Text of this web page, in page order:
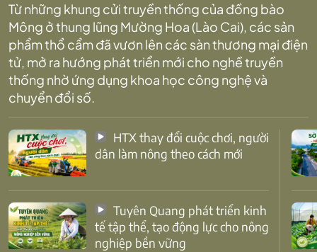
Từ những khung cửi truyền thống của đồng bào
Mông ở thung lũng Mường Hoa (Lào Cai), các sản
phẩm thổ cẩm đã vươn lên các sàn thương mại điện
tử, mở ra hướng phát triển mới cho nghề truyền
thống nhờ ứng dụng khoa học công nghệ và
chuyển đổi số.
dân làm nông theo cách mới
tế tập thể, tạo động lực cho nông
nghiệp bền vững